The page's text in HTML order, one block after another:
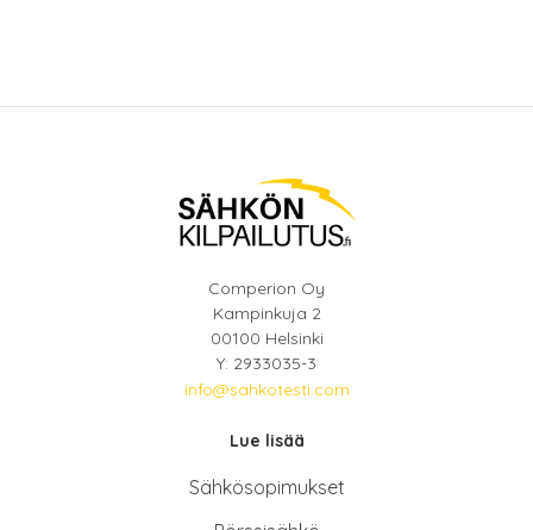
Comperion Oy
Kampinkuja 2
00100 Helsinki
Y: 2933035-3
info@sahkotesti.com
Lue lisää
Sähkösopimukset